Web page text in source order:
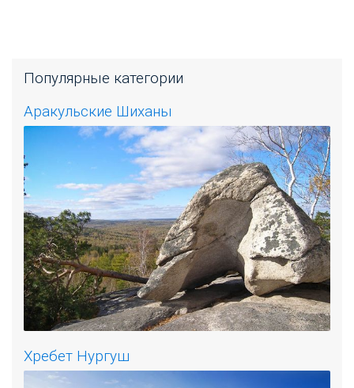
Популярные категории
Аракульские Шиханы
Хребет Нургуш